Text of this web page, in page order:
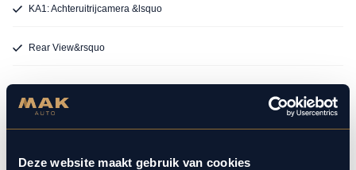
Deze website maakt gebruik van cookies
KA1: Achteruitrijcamera &lsquo
Rear View&rsquo